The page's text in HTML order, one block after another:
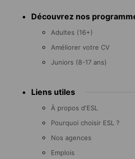
menu Découvrez nos
Adultes (16+)
Améliorer votre CV
Juniors (8-17 ans)
Liens utiles
À propos d'ESL
Pourquoi choisir ESL ?
Nos agences
Emplois